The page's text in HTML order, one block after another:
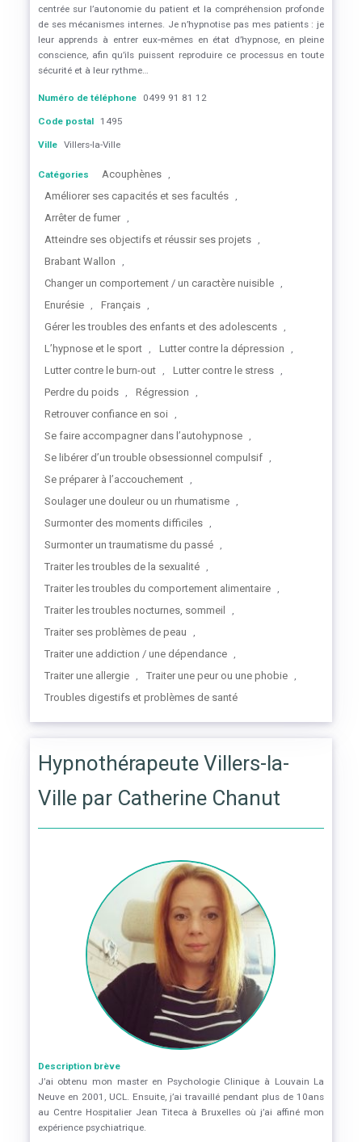
centrée sur l’autonomie du patient et la compréhension profonde
de ses mécanismes internes. Je n’hypnotise pas mes patients : je
leur apprends à entrer eux‑mêmes en état d’hypnose, en pleine
conscience, afin qu’ils puissent reproduire ce processus en toute
sécurité et à leur rythme…
Numéro de téléphone 0499 91 81 12
Code postal 1495
Ville Villers-la-Ville
Catégories Acouphènes ,
Améliorer ses capacités et ses facultés ,
Arrêter de fumer ,
Atteindre ses objectifs et réussir ses projets ,
Brabant Wallon ,
Changer un comportement / un caractère nuisible ,
Enurésie , Français ,
Gérer les troubles des enfants et des adolescents ,
L’hypnose et le sport , Lutter contre la dépression ,
Lutter contre le burn-out , Lutter contre le stress ,
Perdre du poids , Régression ,
Retrouver confiance en soi ,
Se faire accompagner dans l’autohypnose ,
Se libérer d’un trouble obsessionnel compulsif ,
Se préparer à l’accouchement ,
Soulager une douleur ou un rhumatisme ,
Surmonter des moments difficiles ,
Surmonter un traumatisme du passé ,
Traiter les troubles de la sexualité ,
Traiter les troubles du comportement alimentaire ,
Traiter les troubles nocturnes, sommeil ,
Traiter ses problèmes de peau ,
Traiter une addiction / une dépendance ,
Traiter une allergie , Traiter une peur ou une phobie ,
Troubles digestifs et problèmes de santé
Hypnothérapeute Villers-la-
Ville par Catherine Chanut
Description brève
J’ai obtenu mon master en Psychologie Clinique à Louvain La
Neuve en 2001, UCL. Ensuite, j’ai travaillé pendant plus de 10ans
au Centre Hospitalier Jean Titeca à Bruxelles où j’ai affiné mon
expérience psychiatrique.